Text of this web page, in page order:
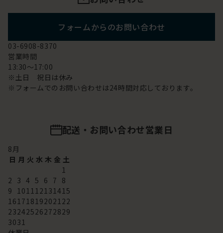
フォームからのお問い合わせ
03-6908-8370
営業時間
13:30～17:00
※土日 祝日は休み
※フォームでのお問い合わせは24時間対応しております。
配送・お問い合わせ営業日
8月
日 月 火 水 木 金 土
1
2 3 4 5 6 7 8
9 101112131415
16171819202122
23242526272829
3031